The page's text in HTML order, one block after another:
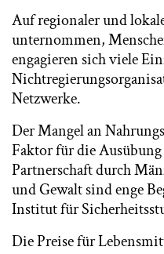
Auf regionaler und
unternommen,
engagieren sich viele
Netzwerke.
Der Mangel an
Faktor für die
Partnerschaft durch
und Gewalt sind enge
Institut für
Die Preise für